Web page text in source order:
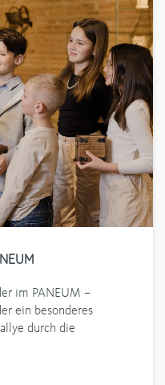
im PANEUM –
ein besonderes
durch die